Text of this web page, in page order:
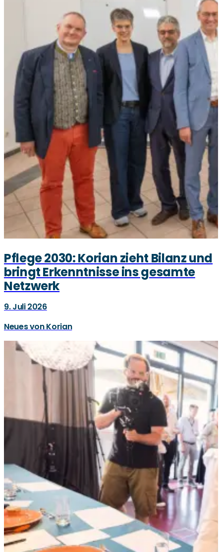
Pflege 2030: Korian zieht Bilanz und
bringt Erkenntnisse ins gesamte
Netzwerk
9. Juli 2026
Neues von Korian